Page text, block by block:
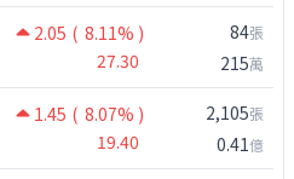
2.05 ( 8.11% )
27.30
84張
215萬
1.45 ( 8.07% )
19.40
2,105張
0.41億